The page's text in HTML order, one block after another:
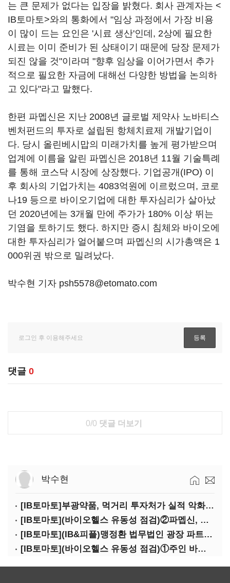
는 큰 문제가 없다는 입장을 밝혔다. 회사 관계자는 <
IB토마토>와의 통화에서 "임상 과정에서 가장 비용
이 많이 드는 요인은 '시료 생산'인데, 2상에 필요한
시료는 이미 준비가 된 상태이기 때문에 당장 문제가
되진 않을 것"이라며 "향후 임상을 이어가면서 추가
적으로 필요한 자금에 대해선 다양한 방법을 논의하
고 있다"라고 말했다.
한편 파멥신은 지난 2008년 글로벌 제약사 노바티스
벤처펀드의 투자로 설립된 항체치료제 개발기업이
다. 당시 올린베시맙의 미래가치를 높게 평가받으며
업계에 이름을 알린 파멥신은 2018년 11월 기술특례
를 통해 코스닥 시장에 상장했다. 기업공개(IPO) 이
후 회사의 기업가치는 4083억원에 이르렀으며, 코로
나19 등으로 바이오기업에 대한 투자심리가 살아났
던 2020년에는 3개월 만에 주가가 180% 이상 뛰는
기염을 토하기도 했다. 하지만 증시 침체와 바이오에
대한 투자심리가 얼어붙으며 파멥신의 시가총액은 1
000위권 밖으로 밀려났다.
박수현 기자 psh5578@etomato.com
댓글 0
0/0 댓글 더보기
박수현
[IB토마토]부광약품, 먹거리 투자처가 실적 악화 '부메랑'?
[IB토마토](바이오헬스 유동성 점검)②파멥신, 자금조달 위기에…임상 완주 '물음표'
[IB토마토](IB&피플)맹정환 법무법인 광장 파트너 변호사
[IB토마토](바이오헬스 유동성 점검)①주인 바뀐 네오펙트…경영정상화 가능할까